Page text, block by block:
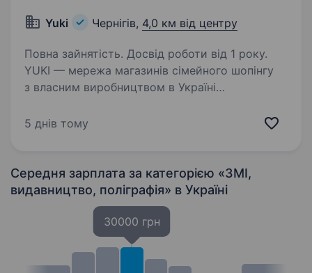
Yuki Чернігів, 4,0 км від центру
Повна зайнятість. Досвід роботи від 1 року.
YUKI — мережа магазинів сімейного шопінгу
з власним виробництвом в Україні
та доступний одяг, взуття, іграшки та товари
5 днів тому
Середня зарплата за категорією «ЗМІ,
видавництво, поліграфія» в Україні
30000 грн